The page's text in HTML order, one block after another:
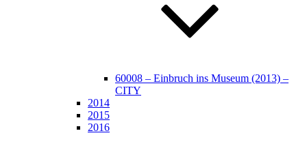
60008 – Einbruch ins Museum (2013) –
CITY
2014
2015
2016